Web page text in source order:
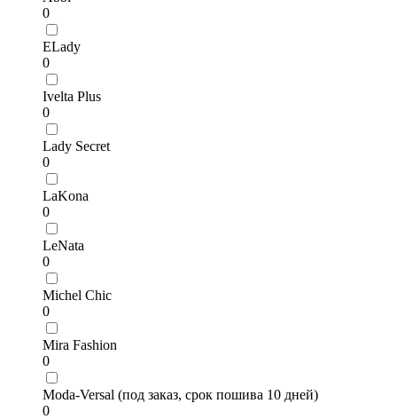
0
ELady
0
Ivelta Plus
0
Lady Secret
0
LaKona
0
LeNata
0
Michel Chic
0
Mira Fashion
0
Moda-Versal (под заказ, срок пошива 10 дней)
0